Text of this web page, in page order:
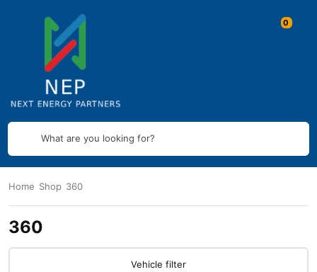
What are you looking for?
Home Shop 360
360
Vehicle filter